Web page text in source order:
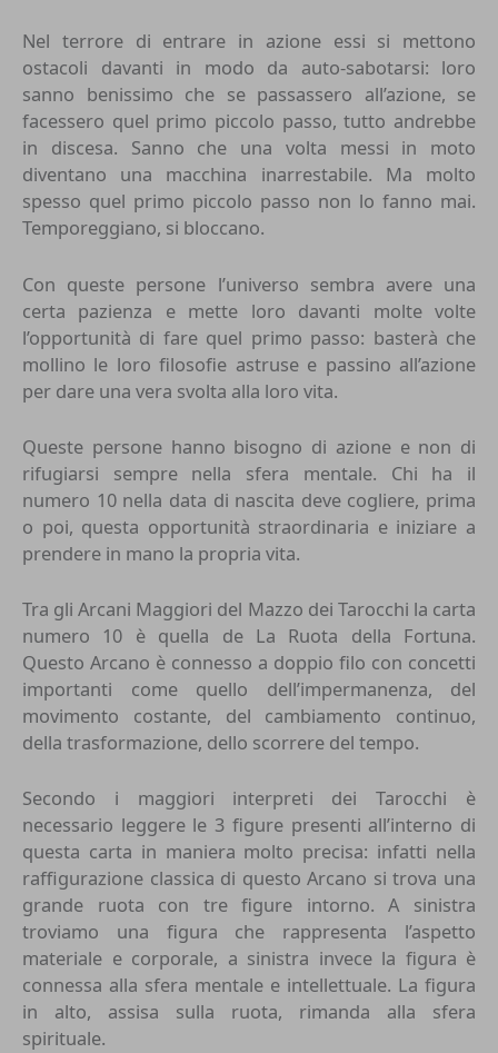
Nel terrore di entrare in azione essi si mettono
ostacoli davanti in modo da auto-sabotarsi: loro
sanno benissimo che se passassero all’azione, se
facessero quel primo piccolo passo, tutto andrebbe
in discesa. Sanno che una volta messi in moto
diventano una macchina inarrestabile. Ma molto
spesso quel primo piccolo passo non lo fanno mai.
Temporeggiano, si bloccano.
Con queste persone l’universo sembra avere una
certa pazienza e mette loro davanti molte volte
l’opportunità di fare quel primo passo: basterà che
mollino le loro filosofie astruse e passino all’azione
per dare una vera svolta alla loro vita.
Queste persone hanno bisogno di azione e non di
rifugiarsi sempre nella sfera mentale. Chi ha il
numero 10 nella data di nascita deve cogliere, prima
o poi, questa opportunità straordinaria e iniziare a
prendere in mano la propria vita.
Tra gli Arcani Maggiori del Mazzo dei Tarocchi la carta
numero 10 è quella de La Ruota della Fortuna.
Questo Arcano è connesso a doppio filo con concetti
importanti come quello dell’impermanenza, del
movimento costante, del cambiamento continuo,
della trasformazione, dello scorrere del tempo.
Secondo i maggiori interpreti dei Tarocchi è
necessario leggere le 3 figure presenti all’interno di
questa carta in maniera molto precisa: infatti nella
raffigurazione classica di questo Arcano si trova una
grande ruota con tre figure intorno. A sinistra
troviamo una figura che rappresenta l’aspetto
materiale e corporale, a sinistra invece la figura è
connessa alla sfera mentale e intellettuale. La figura
in alto, assisa sulla ruota, rimanda alla sfera
spirituale.